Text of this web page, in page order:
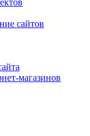
сайтов
магазинов